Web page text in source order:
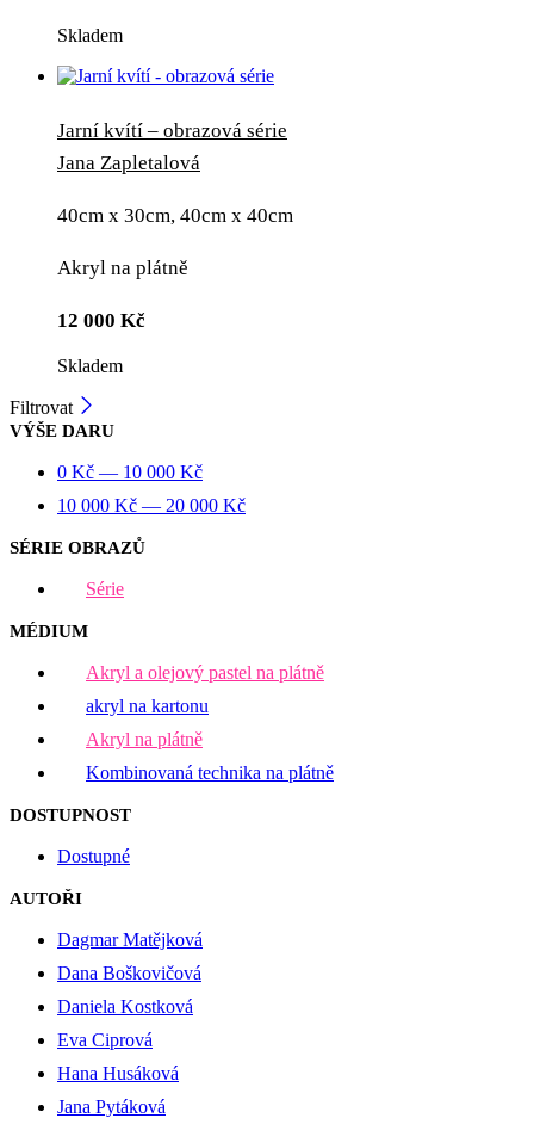
Skladem
Jarní kvítí – obrazová série
Jana Zapletalová
40cm x 30cm, 40cm x 40cm
Akryl na plátně
12 000 Kč
Skladem
Filtrovat
VÝŠE DARU
0 Kč — 10 000 Kč
10 000 Kč — 20 000 Kč
SÉRIE OBRAZŮ
Série
MÉDIUM
Akryl a olejový pastel na plátně
akryl na kartonu
Akryl na plátně
Kombinovaná technika na plátně
DOSTUPNOST
Dostupné
AUTOŘI
Dagmar Matějková
Dana Boškovičová
Daniela Kostková
Eva Ciprová
Hana Husáková
Jana Pytáková